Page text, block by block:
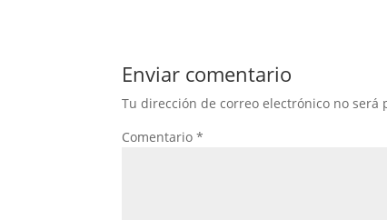
Enviar comentario
Tu dirección de correo electrónico no será
Comentario*